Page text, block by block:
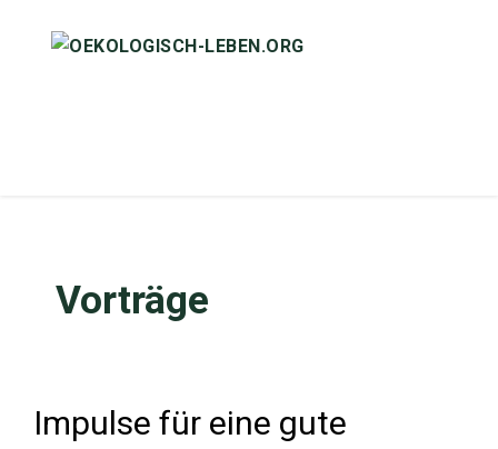
Vorträge
Impulse für eine gute